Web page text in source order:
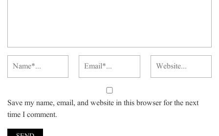
Save my name, email, and website in this browser for the next
time I comment.